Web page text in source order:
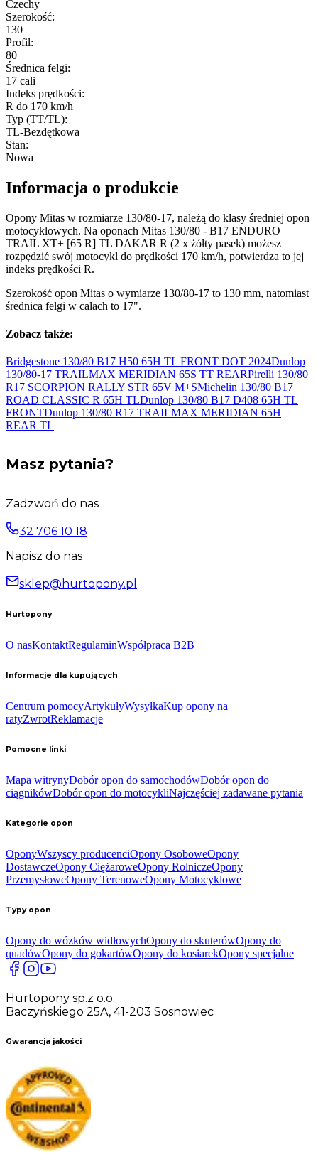
Czechy
Szerokość:
130
Profil:
80
Średnica felgi:
17 cali
Indeks prędkości:
R do 170 km/h
Typ (TT/TL):
TL-Bezdętkowa
Stan:
Nowa
Informacja o produkcie
Opony Mitas w rozmiarze 130/80-17, należą do klasy średniej opon
motocyklowych. Na oponach Mitas 130/80 - B17 ENDURO
TRAIL XT+ [65 R] TL DAKAR R (2 x żółty pasek) możesz
rozpędzić swój motocykl do prędkości 170 km/h, potwierdza to jej
indeks prędkości R.
Szerokość opon Mitas o wymiarze 130/80-17 to 130 mm, natomiast
średnica felgi w calach to 17".
Zobacz także:
Bridgestone 130/80 B17 H50 65H TL FRONT DOT 2024Dunlop
130/80-17 TRAILMAX MERIDIAN 65S TT REARPirelli 130/80
R17 SCORPION RALLY STR 65V M+SMichelin 130/80 B17
ROAD CLASSIC R 65H TLDunlop 130/80 B17 D408 65H TL
FRONTDunlop 130/80 R17 TRAILMAX MERIDIAN 65H
REAR TL
Masz pytania?
Zadzwoń do nas
32 706 10 18
Napisz do nas
sklep@hurtopony.pl
Hurtopony
O nasKontaktRegulaminWspółpraca B2B
Informacje dla kupujących
Centrum pomocyArtykułyWysyłkaKup opony na
ratyZwrotReklamacje
Pomocne linki
Mapa witrynyDobór opon do samochodówDobór opon do
ciągnikówDobór opon do motocykliNajczęściej zadawane pytania
Kategorie opon
OponyWszyscy producenciOpony OsoboweOpony
DostawczeOpony CiężaroweOpony RolniczeOpony
PrzemysłoweOpony TerenoweOpony Motocyklowe
Typy opon
Opony do wózków widłowychOpony do skuterówOpony do
quadówOpony do gokartówOpony do kosiarekOpony specjalne
Hurtopony sp.z o.o.
Baczyńskiego 25A, 41-203 Sosnowiec
Gwarancja jakości